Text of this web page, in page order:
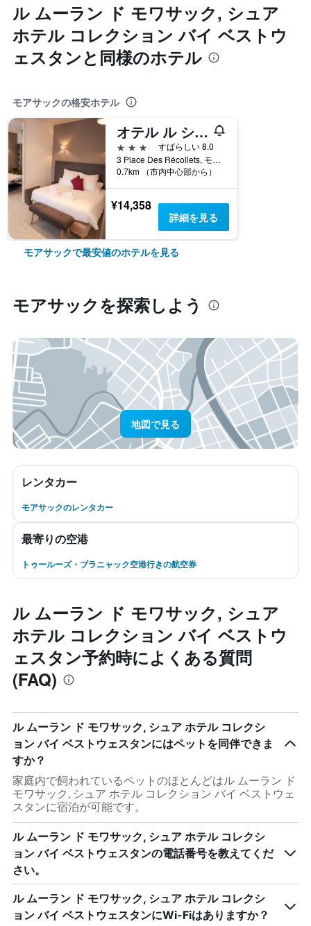
ル ムーラン ド モワサック, シュア
ホテル コレクション バイ ベストウ
ェスタンと同様のホテル
モアサックの格安ホテル
オテル ル シャポン フィン
3つ星
すばらしい 8.0
3 Place Des Récollets, モアサック, タルヌ＝エ＝ガロンヌ県, フランス
0.7km （市内中心部から）
¥14,358
詳細を見る
モアサックで最安値のホテルを見る
モアサック​を探索しよう
地図で見る
レンタカー
モアサックのレンタカー
最寄りの空港
トゥールーズ・ブラニャック空港行きの航空券
ル ムーラン ド モワサック, シュア
ホテル コレクション バイ ベストウ
ェスタン予約時によくある質問
(FAQ)
ル ムーラン ド モワサック, シュア ホテル コレクシ
ョン バイ ベストウェスタンにはペットを同伴できま
すか？
家庭内で飼われているペットのほとんどはル ムーラン ド
モワサック, シュア ホテル コレクション バイ ベストウェ
スタンに宿泊が可能です。
ル ムーラン ド モワサック, シュア ホテル コレクシ
ョン バイ ベストウェスタンの電話番号を教えてくだ
さい。
ル ムーラン ド モワサック, シュア ホテル コレクシ
ョン バイ ベストウェスタンにWi-Fiはありますか？